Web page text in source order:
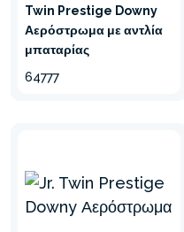
Twin Prestige Downy
Αερόστρωμα με αντλία
μπαταρίας
64777